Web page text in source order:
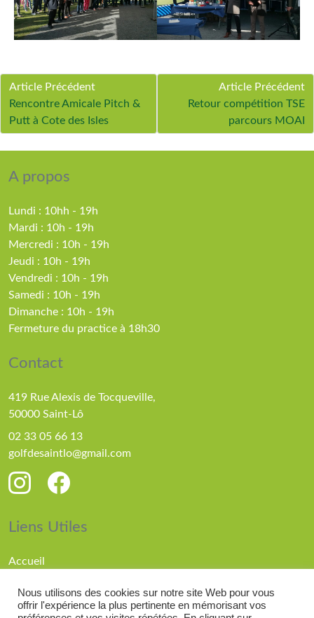
Article Précédent
Rencontre Amicale Pitch &
Putt à Cote des Isles
Article Précédent
Retour compétition TSE
parcours MOAI
A propos
Lundi : 10hh - 19h
Mardi : 10h - 19h
Mercredi : 10h - 19h
Jeudi : 10h - 19h
Vendredi : 10h - 19h
Samedi : 10h - 19h
Dimanche : 10h - 19h
Fermeture du practice à 18h30
Contact
419 Rue Alexis de Tocqueville,
50000 Saint-Lô
02 33 05 66 13
golfdesaintlo@gmail.com
Liens Utiles
Accueil
Compétitions
Actualités
Nous utilisons des cookies sur notre site Web pour vous
offrir l'expérience la plus pertinente en mémorisant vos